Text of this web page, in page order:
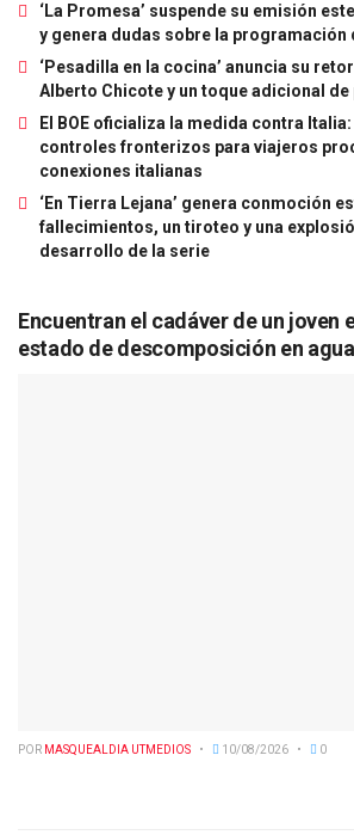
‘La Promesa’ suspende su emisión
y genera dudas sobre la programación
‘Pesadilla en la cocina’ anuncia su
Alberto Chicote y un toque adicional de
El BOE oficializa la medida contra
controles fronterizos para viajeros
conexiones italianas
‘En Tierra Lejana’ genera conmoción
fallecimientos, un tiroteo y una
desarrollo de la serie
Encuentran el cadáver de un joven
estado de descomposición en
POR MASQUEALDIA UTMEDIOS 10/08/2026 0